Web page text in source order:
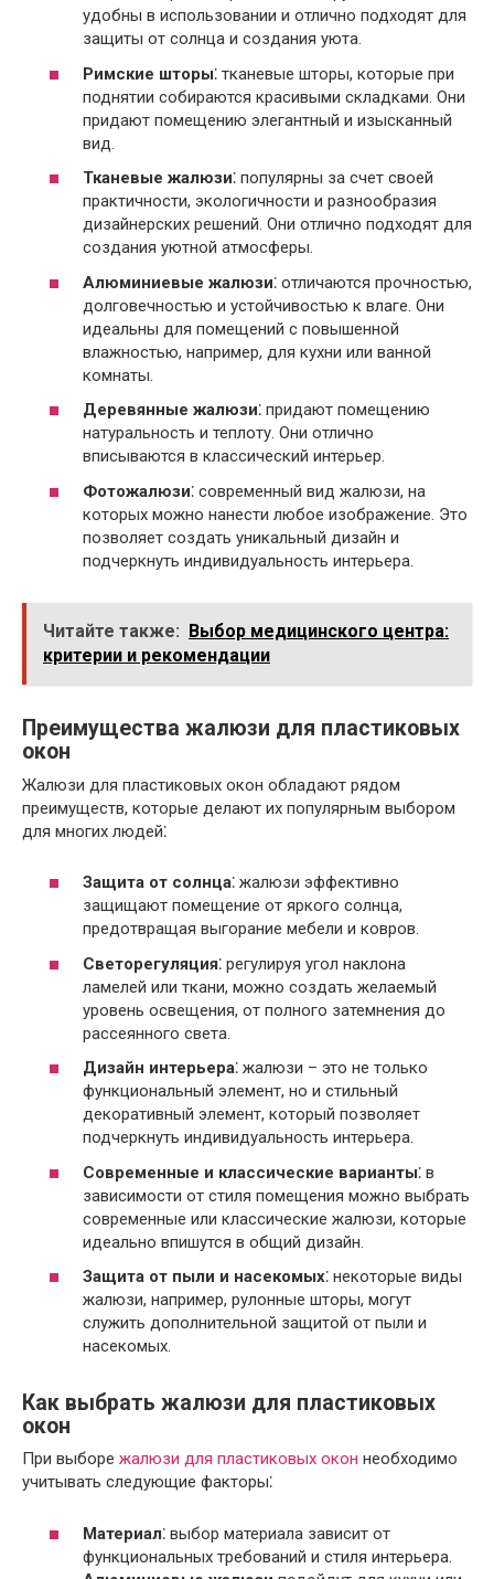
удобны в использовании и отлично подходят для
защиты от солнца и создания уюта.
Римские шторы⁚ тканевые шторы, которые при
поднятии собираются красивыми складками. Они
придают помещению элегантный и изысканный
вид.
Тканевые жалюзи⁚ популярны за счет своей
практичности, экологичности и разнообразия
дизайнерских решений. Они отлично подходят для
создания уютной атмосферы.
Алюминиевые жалюзи⁚ отличаются прочностью,
долговечностью и устойчивостью к влаге. Они
идеальны для помещений с повышенной
влажностью, например, для кухни или ванной
комнаты.
Деревянные жалюзи⁚ придают помещению
натуральность и теплоту. Они отлично
вписываются в классический интерьер.
Фотожалюзи⁚ современный вид жалюзи, на
которых можно нанести любое изображение. Это
позволяет создать уникальный дизайн и
подчеркнуть индивидуальность интерьера.
Читайте также: Выбор медицинского центра:
критерии и рекомендации
Преимущества жалюзи для пластиковых
окон
Жалюзи для пластиковых окон обладают рядом
преимуществ, которые делают их популярным выбором
для многих людей⁚
Защита от солнца⁚ жалюзи эффективно
защищают помещение от яркого солнца,
предотвращая выгорание мебели и ковров.
Светорегуляция⁚ регулируя угол наклона
ламелей или ткани, можно создать желаемый
уровень освещения, от полного затемнения до
рассеянного света.
Дизайн интерьера⁚ жалюзи – это не только
функциональный элемент, но и стильный
декоративный элемент, который позволяет
подчеркнуть индивидуальность интерьера.
Современные и классические варианты⁚ в
зависимости от стиля помещения можно выбрать
современные или классические жалюзи, которые
идеально впишутся в общий дизайн.
Защита от пыли и насекомых⁚ некоторые виды
жалюзи, например, рулонные шторы, могут
служить дополнительной защитой от пыли и
насекомых.
Как выбрать жалюзи для пластиковых
окон
При выборе жалюзи для пластиковых окон необходимо
учитывать следующие факторы⁚
Материал⁚ выбор материала зависит от
функциональных требований и стиля интерьера.